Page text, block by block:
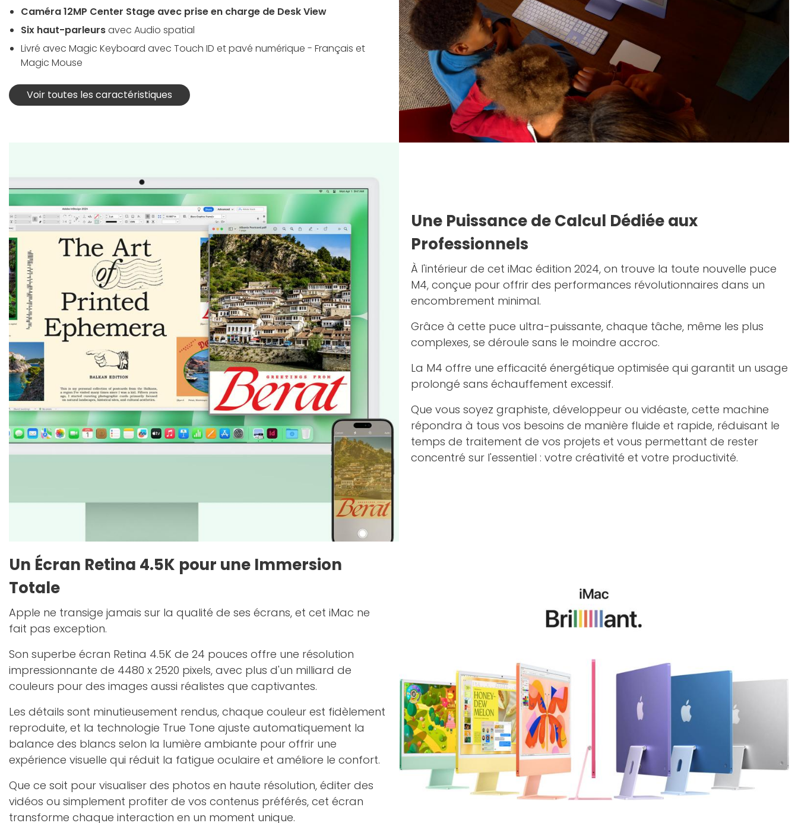
Caméra 12MP Center Stage avec prise en charge de Desk View
Six haut-parleursavec Audio spatial
Livré avec Magic Keyboard avec Touch ID et pavé numérique - Français et
Magic Mouse
Voir toutes les caractéristiques
Une Puissance de Calcul Dédiée aux
Professionnels
À l'intérieur de cet iMac édition 2024, on trouve la toute nouvelle puce
M4, conçue pour offrir des performances révolutionnaires dans un
encombrement minimal.
Grâce à cette puce ultra-puissante, chaque tâche, même les plus
complexes, se déroule sans le moindre accroc.
La M4 offre une efficacité énergétique optimisée qui garantit un usage
prolongé sans échauffement excessif.
Que vous soyez graphiste, développeur ou vidéaste, cette machine
répondra à tous vos besoins de manière fluide et rapide, réduisant le
temps de traitement de vos projets et vous permettant de rester
concentré sur l'essentiel : votre créativité et votre productivité.
Un Écran Retina 4.5K pour une Immersion
Totale
Apple ne transige jamais sur la qualité de ses écrans, et cet iMac ne
fait pas exception.
Son superbe écran Retina 4.5K de 24 pouces offre une résolution
impressionnante de 4480 x 2520 pixels, avec plus d'un milliard de
couleurs pour des images aussi réalistes que captivantes.
Les détails sont minutieusement rendus, chaque couleur est fidèlement
reproduite, et la technologie True Tone ajuste automatiquement la
balance des blancs selon la lumière ambiante pour offrir une
expérience visuelle qui réduit la fatigue oculaire et améliore le confort.
Que ce soit pour visualiser des photos en haute résolution, éditer des
vidéos ou simplement profiter de vos contenus préférés, cet écran
transforme chaque interaction en un moment unique.